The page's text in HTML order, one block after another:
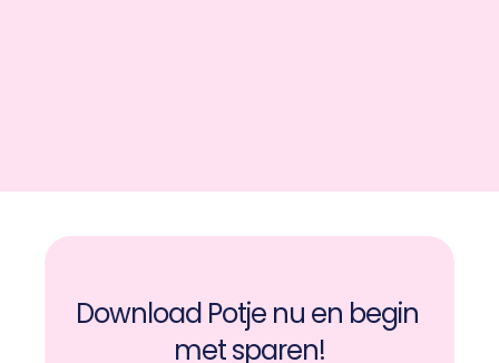
Download Potje nu en begin
met sparen!